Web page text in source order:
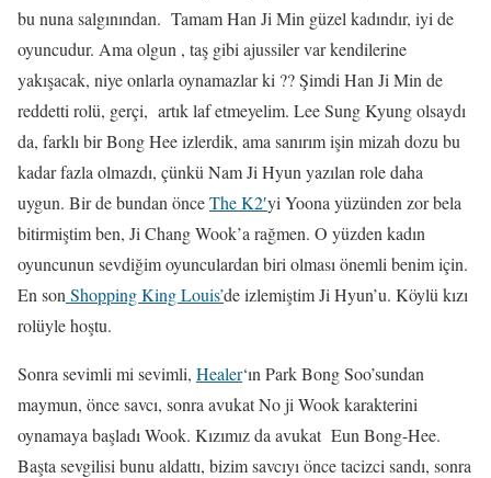
bu nuna salgınından. Tamam Han Ji Min güzel kadındır, iyi de
oyuncudur. Ama olgun , taş gibi ajussiler var kendilerine
yakışacak, niye onlarla oynamazlar ki ?? Şimdi Han Ji Min de
reddetti rolü, gerçi, artık laf etmeyelim. Lee Sung Kyung olsaydı
da, farklı bir Bong Hee izlerdik, ama sanırım işin mizah dozu bu
kadar fazla olmazdı, çünkü Nam Ji Hyun yazılan role daha
uygun. Bir de bundan önceThe K2′yi Yoona yüzünden zor bela
bitirmiştim ben, Ji Chang Wook’a rağmen. O yüzden kadın
oyuncunun sevdiğim oyunculardan biri olması önemli benim için.
En son Shopping King Louis’de izlemiştim Ji Hyun’u. Köylü kızı
rolüyle hoştu.
Sonra sevimli mi sevimli, Healer‘ın Park Bong Soo’sundan
maymun, önce savcı, sonra avukat No ji Wook karakterini
oynamaya başladı Wook. Kızımız da avukat Eun Bong-Hee.
Başta sevgilisi bunu aldattı, bizim savcıyı önce tacizci sandı, sonra